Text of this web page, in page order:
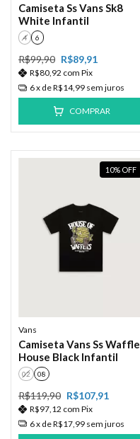
Camiseta Ss Vans Sk8
White Infantil
4 6
R$99,90 R$89,91
R$80,92 com Pix
6x deR$14,99 sem juros
COMPRAR
10% OFF
Vans
Camiseta Vans Ss Waffle
House Black Infantil
02 08
R$119,90 R$107,91
R$97,12 com Pix
6x deR$17,99 sem juros